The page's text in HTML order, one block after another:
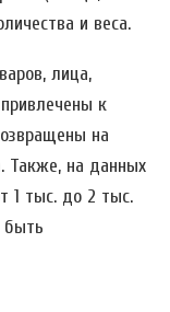
и веса.
лица,
к
на
Также, на данных
1 тыс. до 2 тыс.
быть